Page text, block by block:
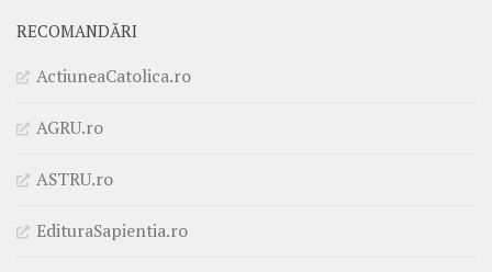
RECOMANDĂRI
ActiuneaCatolica.ro
AGRU.ro
ASTRU.ro
EdituraSapientia.ro